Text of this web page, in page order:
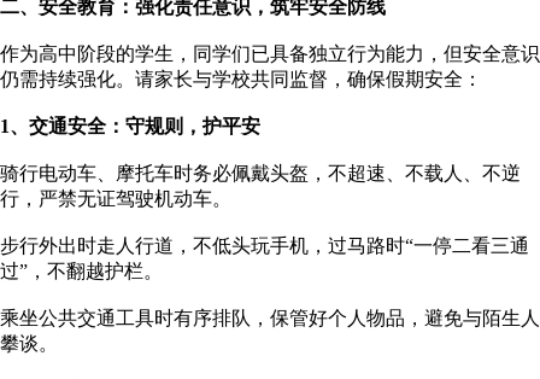
二、安全教育：强化责任意识，筑牢安全防线
作为高中阶段的学生，同学们已具备独立行为能力，但安全意识
仍需持续强化。请家长与学校共同监督，确保假期安全：
1、 交通安全：守规则，护平安
骑行电动车、摩托车时务必佩戴头盔，不超速、不载人、不逆
行，严禁无证驾驶机动车。
步行外出时走人行道，不低头玩手机，过马路时“一停二看三通
过”，不翻越护栏。
乘坐公共交通工具时有序排队，保管好个人物品，避免与陌生人
攀谈。